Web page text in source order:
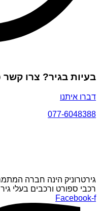
בעיות בגיר? צרו
דברו איתנו
077-6048388
גירטרוניק הינה חברה
רכבי ספורט ורכבים בעלי
Facebook-f